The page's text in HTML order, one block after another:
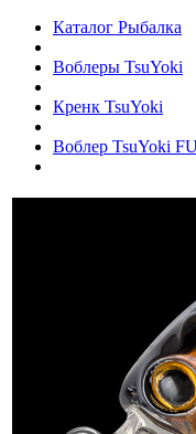
Каталог Рыбалка
Воблеры TsuYoki
Кренк TsuYoki
Воблер TsuYoki